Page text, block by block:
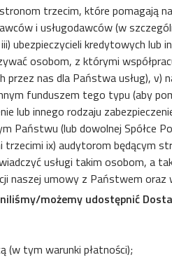
trzecim, które pomagają
i usługodawców (w
kredytowych lub
osobom, z którymi
nas dla Państwa usług), v)
funduszem tego typu (aby
lub innego rodzaju
(lub dowolnej Spółce
ix) audytorom będącym
usługi takim osobom, a
umowy z Państwem oraz
możemy udostępnić
tym warunki płatności);